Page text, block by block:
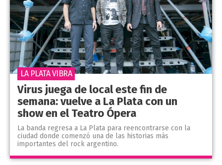
Virus juega de local este fin de
semana: vuelve a La Plata con un
show en el Teatro Ópera
La banda regresa a La Plata para reencontrarse con la
ciudad donde comenzó una de las historias más
importantes del rock argentino.
LA PLATA VIBRA